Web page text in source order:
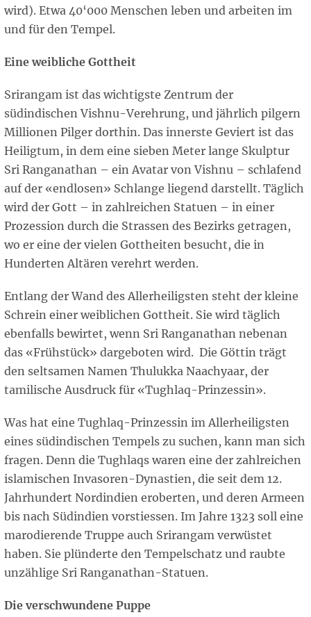
wird). Etwa 40‘000 Menschen leben und arbeiten im
und für den Tempel.
Eine weibliche Gottheit
Srirangam ist das wichtigste Zentrum der
südindischen Vishnu-Verehrung, und jährlich pilgern
Millionen Pilger dorthin. Das innerste Geviert ist das
Heiligtum, in dem eine sieben Meter lange Skulptur
Sri Ranganathan – ein Avatar von Vishnu – schlafend
auf der «endlosen» Schlange liegend darstellt. Täglich
wird der Gott – in zahlreichen Statuen – in einer
Prozession durch die Strassen des Bezirks getragen,
wo er eine der vielen Gottheiten besucht, die in
Hunderten Altären verehrt werden.
Entlang der Wand des Allerheiligsten steht der kleine
Schrein einer weiblichen Gottheit. Sie wird täglich
ebenfalls bewirtet, wenn Sri Ranganathan nebenan
das «Frühstück» dargeboten wird. Die Göttin trägt
den seltsamen Namen Thulukka Naachyaar, der
tamilische Ausdruck für «Tughlaq-Prinzessin».
Was hat eine Tughlaq-Prinzessin im Allerheiligsten
eines südindischen Tempels zu suchen, kann man sich
fragen. Denn die Tughlaqs waren eine der zahlreichen
islamischen Invasoren-Dynastien, die seit dem 12.
Jahrhundert Nordindien eroberten, und deren Armeen
bis nach Südindien vorstiessen. Im Jahre 1323 soll eine
marodierende Truppe auch Srirangam verwüstet
haben. Sie plünderte den Tempelschatz und raubte
unzählige Sri Ranganathan-Statuen.
Die verschwundene Puppe